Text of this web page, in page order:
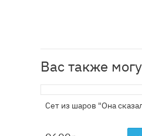
Вас также
Сет из шаров "Она